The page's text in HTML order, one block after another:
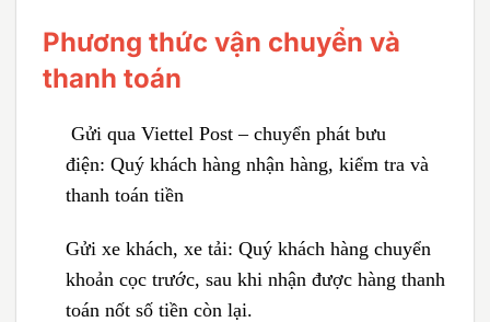
Phương thức vận chuyển và
thanh toán
Gửi qua Viettel Post – chuyển phát bưu
điện: Quý khách hàng nhận hàng, kiểm tra và
thanh toán tiền
Gửi xe khách, xe tải: Quý khách hàng chuyển
khoản cọc trước, sau khi nhận được hàng thanh
toán nốt số tiền còn lại.